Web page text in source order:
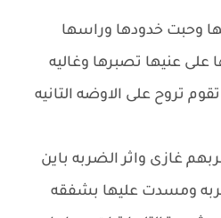
وحبت خدودها وراسها
عنيها تصبرها وغاليه
تروح على الاوضه التانيه
غازى واثر الضربه باين
ومسدت عليها بشفقه